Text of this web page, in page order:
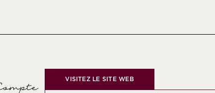
VISITEZ LE SITE WEB